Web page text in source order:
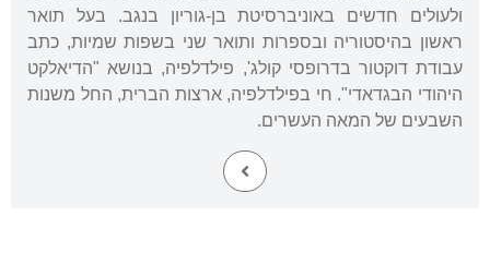
ולעולים חדשים באוניברסיטת בן-גוריון בנגב. בעל תואר
ראשון בהיסטוריה ובספרות ותואר שני בשפות שמיות, כתב
עבודת דוקטור בדרופסי קולג', פילדלפיה, בנושא "הדיאלקט
היהודי הבגדאדי". חי בפילדלפיה, ארצות הברית, החל משנות
השבעים של המאה העשרים.